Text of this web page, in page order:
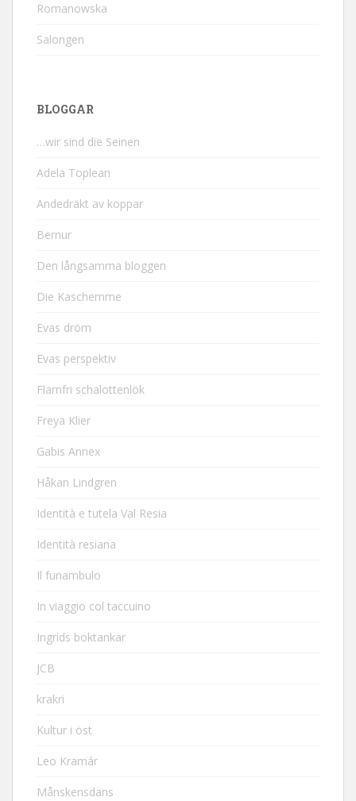
Romanowska
Salongen
BLOGGAR
…wir sind die Seinen
Adela Toplean
Andedräkt av koppar
Bernur
Den långsamma bloggen
Die Kaschemme
Evas dröm
Evas perspektiv
Flarnfri schalottenlök
Freya Klier
Gabis Annex
Håkan Lindgren
Identità e tutela Val Resia
Identità resiana
Il funambulo
In viaggio col taccuino
Ingrids boktankar
JCB
krakri
Kultur i öst
Leo Kramár
Månskensdans